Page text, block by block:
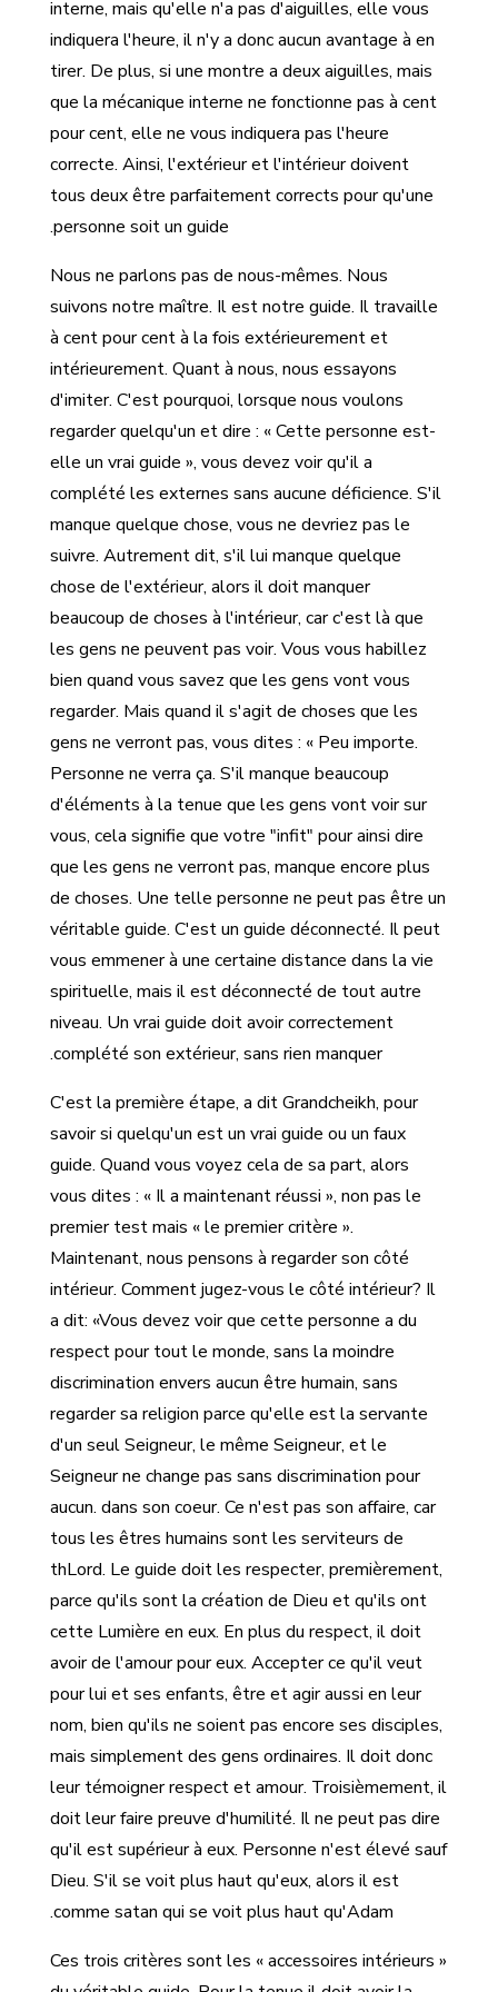
interne, mais qu'elle n'a pas d'aiguilles, elle vous
indiquera l'heure, il n'y a donc aucun avantage à en
tirer. De plus, si une montre a deux aiguilles, mais
que la mécanique interne ne fonctionne pas à cent
pour cent, elle ne vous indiquera pas l'heure
correcte. Ainsi, l'extérieur et l'intérieur doivent
tous deux être parfaitement corrects pour qu'une
personne soit un guide.
Nous ne parlons pas de nous-mêmes. Nous
suivons notre maître. Il est notre guide. Il travaille
à cent pour cent à la fois extérieurement et
intérieurement. Quant à nous, nous essayons
d'imiter. C'est pourquoi, lorsque nous voulons
regarder quelqu'un et dire : « Cette personne est-
elle un vrai guide », vous devez voir qu'il a
complété les externes sans aucune déficience. S'il
manque quelque chose, vous ne devriez pas le
suivre. Autrement dit, s'il lui manque quelque
chose de l'extérieur, alors il doit manquer
beaucoup de choses à l'intérieur, car c'est là que
les gens ne peuvent pas voir. Vous vous habillez
bien quand vous savez que les gens vont vous
regarder. Mais quand il s'agit de choses que les
gens ne verront pas, vous dites : « Peu importe.
Personne ne verra ça. S'il manque beaucoup
d'éléments à la tenue que les gens vont voir sur
vous, cela signifie que votre "infit" pour ainsi dire
que les gens ne verront pas, manque encore plus
de choses. Une telle personne ne peut pas être un
véritable guide. C'est un guide déconnecté. Il peut
vous emmener à une certaine distance dans la vie
spirituelle, mais il est déconnecté de tout autre
niveau. Un vrai guide doit avoir correctement
complété son extérieur, sans rien manquer.
C'est la première étape, a dit Grandcheikh, pour
savoir si quelqu'un est un vrai guide ou un faux
guide. Quand vous voyez cela de sa part, alors
vous dites : « Il a maintenant réussi », non pas le
premier test mais « le premier critère ».
Maintenant, nous pensons à regarder son côté
intérieur. Comment jugez-vous le côté intérieur? Il
a dit: «Vous devez voir que cette personne a du
respect pour tout le monde, sans la moindre
discrimination envers aucun être humain, sans
regarder sa religion parce qu'elle est la servante
d'un seul Seigneur, le même Seigneur, et le
Seigneur ne change pas sans discrimination pour
aucun. dans son coeur. Ce n'est pas son affaire, car
tous les êtres humains sont les serviteurs de
thLord. Le guide doit les respecter, premièrement,
parce qu'ils sont la création de Dieu et qu'ils ont
cette Lumière en eux. En plus du respect, il doit
avoir de l'amour pour eux. Accepter ce qu'il veut
pour lui et ses enfants, être et agir aussi en leur
nom, bien qu'ils ne soient pas encore ses disciples,
mais simplement des gens ordinaires. Il doit donc
leur témoigner respect et amour. Troisièmement, il
doit leur faire preuve d'humilité. Il ne peut pas dire
qu'il est supérieur à eux. Personne n'est élevé sauf
Dieu. S'il se voit plus haut qu'eux, alors il est
comme satan qui se voit plus haut qu'Adam.
Ces trois critères sont les « accessoires intérieurs »